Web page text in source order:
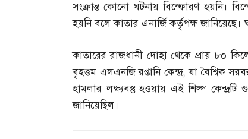
সংক্রান্ত কোনো ঘটনায় বিস্ফোরণ হয়নি।
হয়নি বলে কাতার এনার্জি কর্তৃপক্ষ জানিয়েছে।
কাতারের রাজধানী দোহা থেকে প্রায় ৮০
বৃহত্তম এলএনজি রপ্তানি কেন্দ্র,যা বৈশ্বিক
হামলার লক্ষ্যবস্তু হওয়ায় এই শিল্প
জানিয়েছিল।